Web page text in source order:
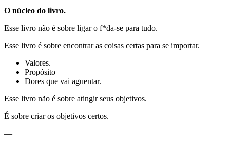
O núcleo do livro.
Esse livro não é sobre ligar o f*da-se para tudo.
Esse livro é sobre encontrar as coisas certas para se importar.
Valores.
Propósito
Dores que vai aguentar.
Esse livro não é sobre atingir seus objetivos.
É sobre criar os objetivos certos.
—